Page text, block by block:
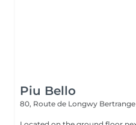
Piu Bello
80, Route de Longwy